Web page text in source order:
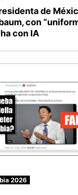
de
con
con IA
2026